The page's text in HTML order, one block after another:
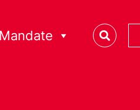
Mandate